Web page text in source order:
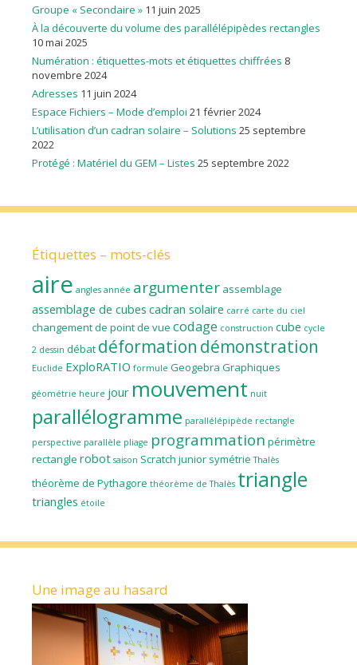
Groupe « Secondaire » 11 juin 2025
À la découverte du volume des parallélépipèdes rectangles
10 mai 2025
Numération : étiquettes-mots et étiquettes chiffrées 8
novembre 2024
Adresses 11 juin 2024
Espace Fichiers – Mode d’emploi 21 février 2024
L’utilisation d’un cadran solaire – Solutions 25 septembre
2022
Protégé : Matériel du GEM – Listes 25 septembre 2022
Étiquettes – mots-clés
aire angles année argumenter assemblage
assemblage de cubes cadran solaire carré carte du ciel
changement de point de vue codage construction cube cycle
2 dessin débat déformation démonstration
Euclide ExploRATIO formule Geogebra Graphiques
géométrie heure jour mouvement nuit
parallélogramme parallélépipède rectangle
perspective parallèle pliage programmation périmètre
rectangle robot saison Scratch junior symétrie Thalès
théorème de Pythagore théorème de Thalès triangle
triangles étoile
Une image au hasard